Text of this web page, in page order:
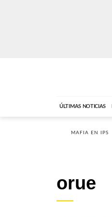
ÚLTIMAS NOTICIAS
MAFIA EN IPS
orue